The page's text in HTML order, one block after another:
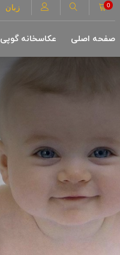
زبان 0
صفحه اصلی عکاسخانه گوپی